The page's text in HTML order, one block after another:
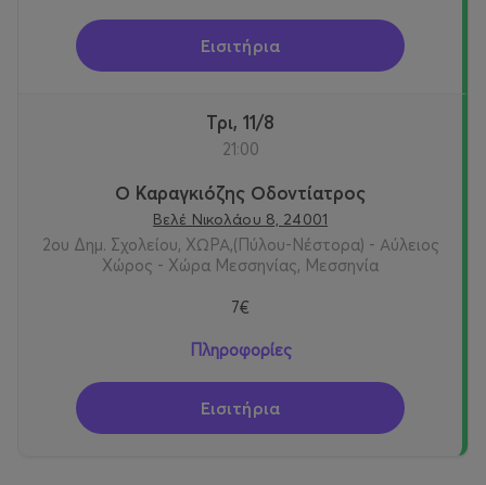
Εισιτήρια
Τρι, 11/8
21:00
Ο Καραγκιόζης Οδοντίατρος
Βελέ Νικολάου 8, 24001
2ου Δημ. Σχολείου, ΧΩΡΑ,(Πύλου-Νέστορα) - Αύλειος
Χώρος - Χώρα Μεσσηνίας, Μεσσηνία
7€
Πληροφορίες
Εισιτήρια